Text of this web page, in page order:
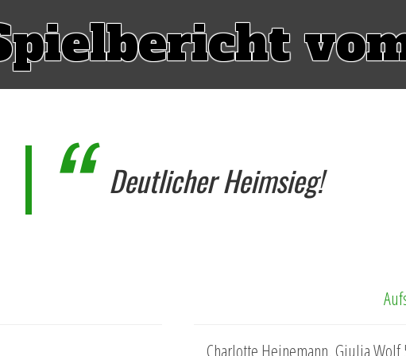
Deutlicher Heimsieg!
Charlotte Heinemann, Giulia